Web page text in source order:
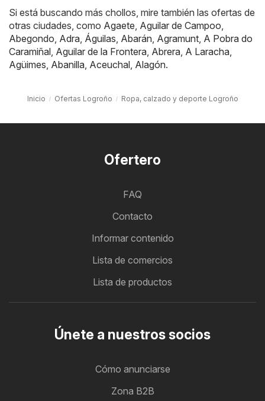
Si está buscando más chollos, mire también las ofertas de
otras ciudades, como Agaete Aguilar de Campoo
Abegondo Adra Águilas Abarán Agramunt A Pobra do
Caramiñal Aguilar de la Frontera Abrera A Laracha
Agüimes Abanilla Aceuchal Alagón.
Inicio Ofertas Logroño Ropa, calzado y deporte Logroño
Ofertero
FAQ
Contacto
Informar contenido
Lista de comercios
Lista de productos
Únete a nuestros socios
Cómo anunciarse
Zona B2B